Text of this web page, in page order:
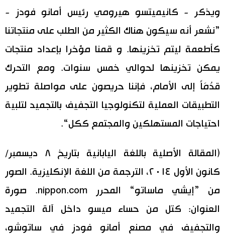
ويذكر - كانيميتسو هيرومي رئيس أمانو فودز -
”نشعر أنه سيكون هناك الكثير من الطلب على منتجاتنا
كأطعمة ليتم تخزينها. و قمنا مؤخرا بإعداد منتجات
يمكن تخزينها لحوالي خمس سنوات. ومع التحرك
قدُمَاً إلى الأمام، فإننا حريصون على مواصلة تطوير
التطبيقات العملية لتكنولوجيا التجفيف بالتجميد لتلبية
احتياجات المستهلكين والمجتمع ككل“.
(المقالة الأصلية باللغة اليابانية بتاريخ ٨ ديسمبر/
كانون الأول ٢٠١٤، الترجمة من اللغة الإنكليزية. الصور
من ”إيشي ماساتو“ المحرر nippon.com. صورة
العنوان: كتل من حساء ميسو داخل آلة التجميد
والتجفيف في مصنع أمانو فودز في ساتوشو،